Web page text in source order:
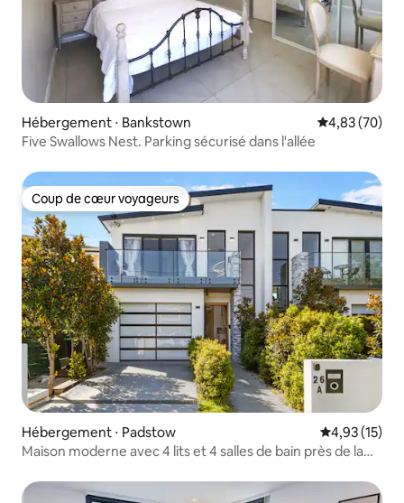
Hébergement ⋅ Bankstown Évaluation
4,83 (70)
Five Swallows Nest. Parking sécurisé dans l'allée
Coup de cœur voyageurs
Coup de cœur voyageurs
Hébergement ⋅ Padstow Évaluation
4,93 (15)
Maison moderne avec 4 lits et 4 salles de bain près de la